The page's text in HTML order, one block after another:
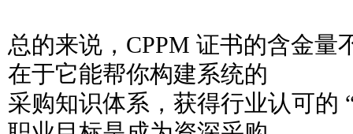
总的来说，CPPM 证书的含金量
在于它能帮你构建系统的
采购知识体系，获得行业认可的